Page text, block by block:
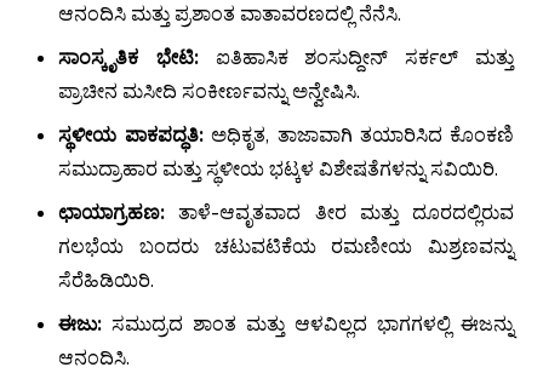
ಆನಂದಿಸಿ ಮತ್ತು ಪ್ರಶಾಂತ ವಾತಾವರಣದಲ್ಲಿ ನೆನೆಸಿ.
ಸಾಂಸ್ಕೃತಿಕ ಭೇಟಿ:ಐತಿಹಾಸಿಕ ಶಂಸುದ್ದೀನ್ ಸರ್ಕಲ್ ಮತ್ತು
ಪ್ರಾಚೀನ ಮಸೀದಿ ಸಂಕೀರ್ಣವನ್ನು ಅನ್ವೇಷಿಸಿ.
ಸ್ಥಳೀಯ ಪಾಕಪದ್ಧತಿ: ಅಧಿಕೃತ, ತಾಜಾವಾಗಿ ತಯಾರಿಸಿದ ಕೊಂಕಣಿ
ಸಮುದ್ರಾಹಾರ ಮತ್ತು ಸ್ಥಳೀಯ ಭಟ್ಕಳ ವಿಶೇಷತೆಗಳನ್ನು ಸವಿಯಿರಿ.
ಛಾಯಾಗ್ರಹಣ: ತಾಳೆ-ಆವೃತವಾದ ತೀರ ಮತ್ತು ದೂರದಲ್ಲಿರುವ
ಗಲಭೆಯ ಬಂದರು ಚಟುವಟಿಕೆಯ ರಮಣೀಯ ಮಿಶ್ರಣವನ್ನು
ಸೆರೆಹಿಡಿಯಿರಿ.
ಈಜು: ಸಮುದ್ರದ ಶಾಂತ ಮತ್ತು ಆಳವಿಲ್ಲದ ಭಾಗಗಳಲ್ಲಿ ಈಜನ್ನು
ಆನಂದಿಸಿ.